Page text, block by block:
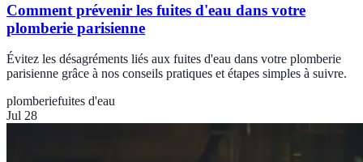
Comment prévenir les fuites d'eau dans votre
plomberie parisienne
Évitez les désagréments liés aux fuites d'eau dans votre plomberie
parisienne grâce à nos conseils pratiques et étapes simples à suivre.
plomberiefuites d'eau
Jul 28